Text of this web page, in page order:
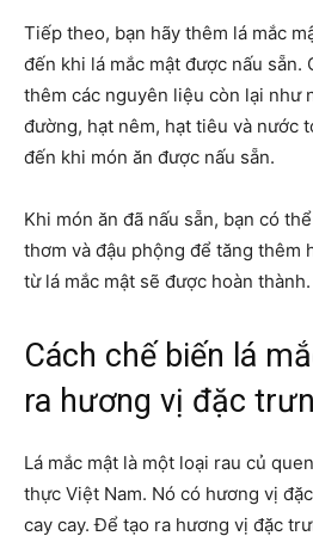
Tiếp theo, bạn hãy thêm lá mắc
đến khi lá mắc mật được nấu sẵn.
thêm các nguyên liệu còn lại như
đường, hạt nêm, hạt tiêu và nước
đến khi món ăn được nấu sẵn.
Khi món ăn đã nấu sẵn, bạn có
thơm và đậu phộng để tăng thêm
từ lá mắc mật sẽ được hoàn
Cách chế biến lá
ra hương vị đặc
Lá mắc mật là một loại rau củ
thực Việt Nam. Nó có hương vị
cay cay. Để tạo ra hương vị đặc